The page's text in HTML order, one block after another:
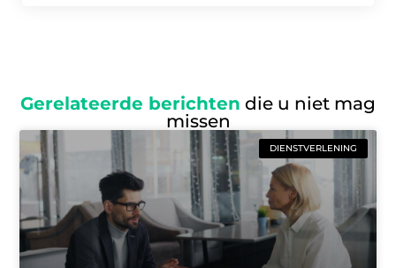
Gerelateerde berichten die u niet mag
missen
DIENSTVERLENING